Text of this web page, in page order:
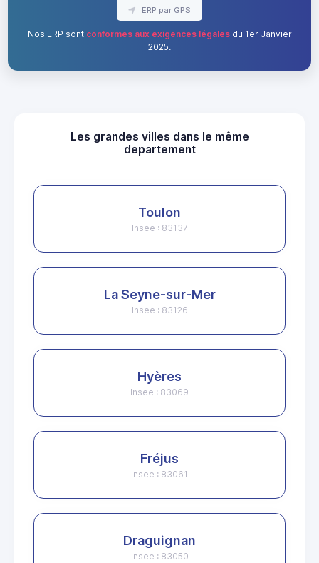
ERP par GPS
Nos ERP sont conformes aux exigences légalesdu 1er Janvier
2025.
Les grandes villes dans le même
departement
Toulon
Insee : 83137
La Seyne-sur-Mer
Insee : 83126
Hyères
Insee : 83069
Fréjus
Insee : 83061
Draguignan
Insee : 83050